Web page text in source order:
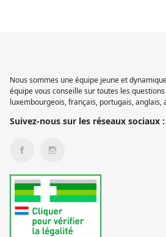
Nous sommes une équipe jeune et
équipe vous conseille sur toutes les
luxembourgeois, français, portugais, anglais,
Suivez-nous sur les réseaux sociaux :